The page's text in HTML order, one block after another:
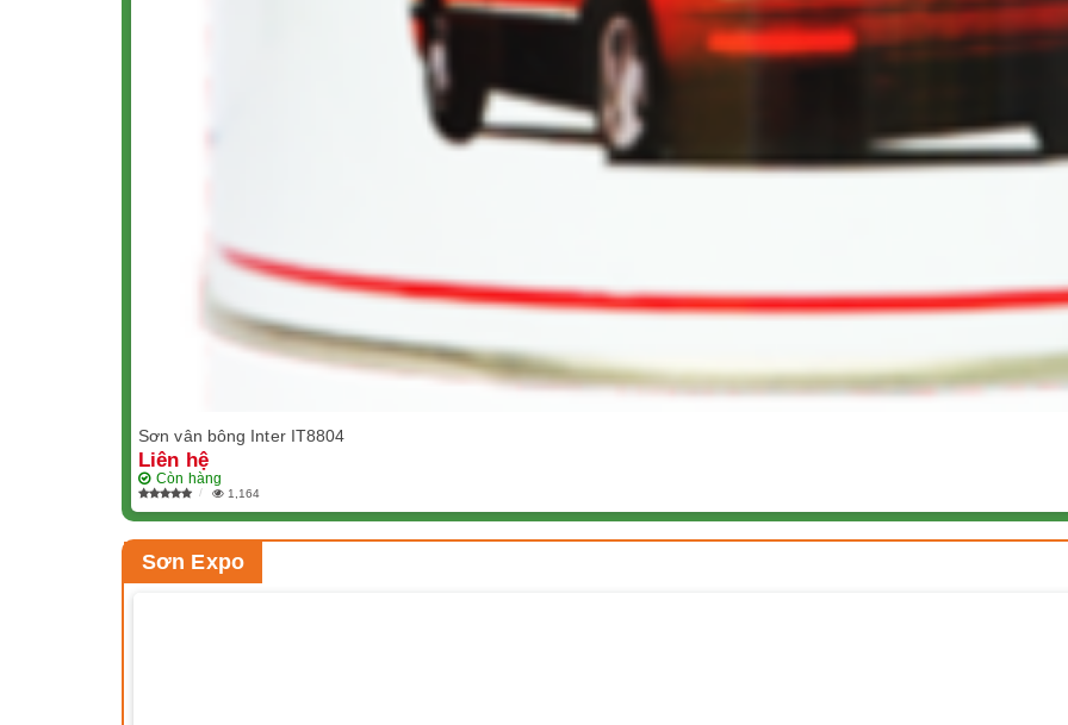
Sơn vân bông Inter IT8804
Liên hệ
Còn hàng
1,164
Sơn Expo